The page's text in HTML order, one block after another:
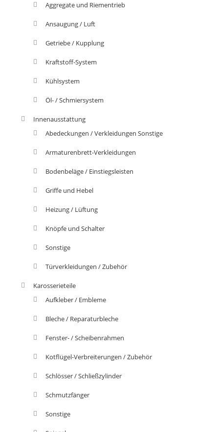
Aggregate und Riementrieb
Ansaugung / Luft
Getriebe / Kupplung
Kraftstoff-System
Kühlsystem
Öl- / Schmiersystem
Innenausstattung
Abedeckungen / Verkleidungen Sonstige
Armaturenbrett-Verkleidungen
Bodenbeläge / Einstiegsleisten
Griffe und Hebel
Heizung / Lüftung
Knöpfe und Schalter
Sonstige
Türverkleidungen / Zubehör
Karosserieteile
Aufkleber / Embleme
Bleche / Reparaturbleche
Fenster- / Scheibenrahmen
Kotflügel-Verbreiterungen / Zubehör
Schlösser / Schließzylinder
Schmutzfänger
Sonstige